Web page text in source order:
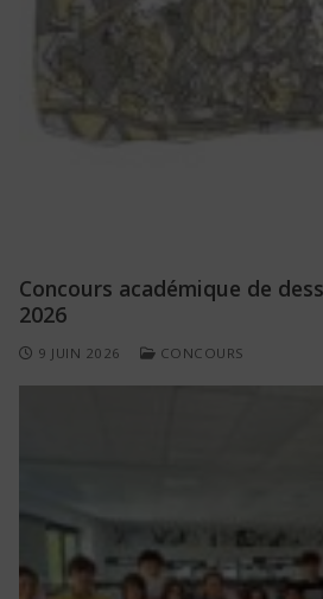
Concours académique de
2026
9 JUIN 2026 CONCOURS